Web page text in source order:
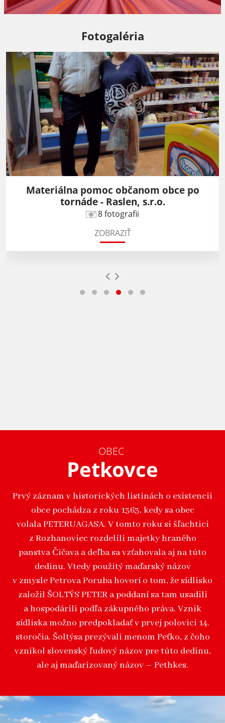
Fotogaléria
Materiálna pomoc občanom obce po
tornáde - Raslen, s.r.o.
8 fotografii
ZOBRAZIŤ
OBEC
Petkovce
Prvý záznam v historických listinách o existencii
obce pochádza z roku 1363, kedy sa obec
volala PETERUAGASA. V tomto roku si šľachtici
z Rozhanoviec rozdelili majetky hraného
panstva Čičava a deľba sa vzťahovala aj na túto
dedinu. Vtedy použitý maďarský názov
v zmysle Petrova Poruba hovorí o tom, že sídlisko
založil ŠOLTÝS PETER a poddaní sa tam usadili
a hospodárili podľa zákupného práva. Vznik
sídliska možno predpokladať v prvej polovici 14.
storočia. Šoltýsa prezývali menom Peťko, z čoho
vznikol slovenský ľudový názov pre túto dedinu,
ale aj maďarizovaný názov – Pethkes.